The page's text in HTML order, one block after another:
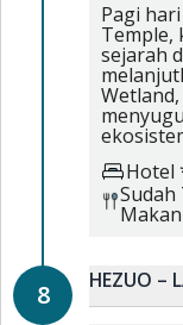
Pagi
Temple,
sejarah
Hotel
8 HEZUO –